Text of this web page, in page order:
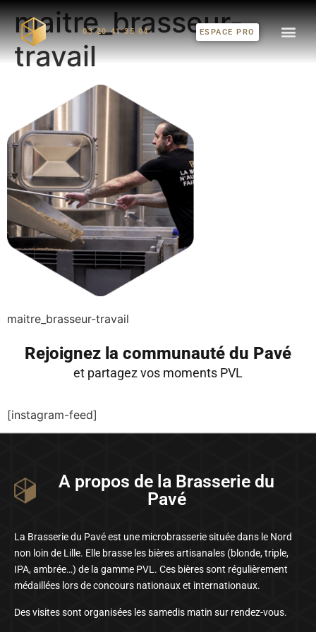
03 20 41 35 04 ESPACE PRO
maitre_brasseur-
travail
maitre_brasseur-travail
Rejoignez la communauté du Pavé
et partagez vos moments PVL
[instagram-feed]
A propos de la Brasserie du
Pavé
La Brasserie du Pavé est une microbrasserie située dans le Nord
non loin de Lille. Elle brasse les bières artisanales (blonde, triple,
IPA, ambrée…) de la gamme PVL. Ces bières sont régulièrement
médaillées lors de concours nationaux et internationaux.
Des visites sont organisées les samedis matin sur rendez-vous.